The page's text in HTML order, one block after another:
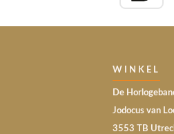
WINKEL
De
Jodocus van
3553 TB